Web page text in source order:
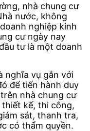
nhà chung cư
nước, không
nghiệp kinh
cư ngày nay
tư là một doanh
nghĩa vụ gắn với
để tiến hành duy
nhà chung cư
kế, thi công,
sát, thanh tra,
có thẩm quyền.